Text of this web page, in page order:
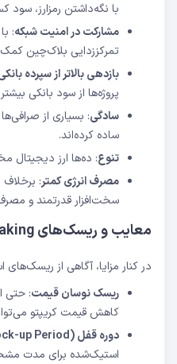
با نگه‌داشتن رمزارز،
مشارکت در امنیت شبکه:
تمرکززدایی بلاک‌چین
بازدهی بالاتر از سپرده
پروژه‌ها از سود بانکی
سادگی
ساده کرده‌اند.
تنوع: ده‌ها ارز دیجیتال
مصرف انرژی کمتر: برخلاف
سخت‌افزار قدرتمند و مصرف
معایب و ریسک‌های Staking
در کنار مزایا، آگاهی از
ریسک نوسان قیمت: حتی
کاهش قیمت کریپتو
دوره قفل(Lock-up Period)
استیک‌شده برای مدت